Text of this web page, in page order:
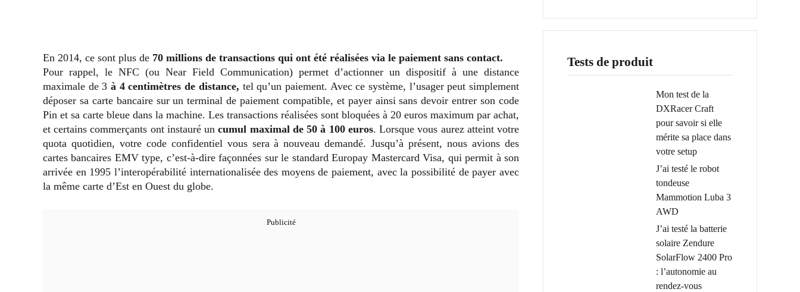
En 2014, ce sont plus de 70 millions de transactions qui ont été réalisées via le paiement sans contact.
Pour rappel, le NFC (ou Near Field Communication) permet d’actionner un dispositif à une distance
maximale de 3 à 4 centimètres de distance, tel qu’un paiement. Avec ce système, l’usager peut simplement
déposer sa carte bancaire sur un terminal de paiement compatible, et payer ainsi sans devoir entrer son code
Pin et sa carte bleue dans la machine. Les transactions réalisées sont bloquées à 20 euros maximum par achat,
et certains commerçants ont instauré uncumul maximal de 50 à 100 euros. Lorsque vous aurez atteint votre
quota quotidien, votre code confidentiel vous sera à nouveau demandé. Jusqu’à présent, nous avions des
cartes bancaires EMV type, c’est-à-dire façonnées sur le standard Europay Mastercard Visa, qui permit à son
arrivée en 1995 l’interopérabilité internationalisée des moyens de paiement, avec la possibilité de payer avec
la même carte d’Est en Ouest du globe.
Tests de produit
Mon test de la
DXRacer Craft
pour savoir si elle
mérite sa place dans
votre setup
J’ai testé le robot
tondeuse
Mammotion Luba 3
AWD
J’ai testé la batterie
solaire Zendure
SolarFlow 2400 Pro
: l’autonomie au
rendez-vous